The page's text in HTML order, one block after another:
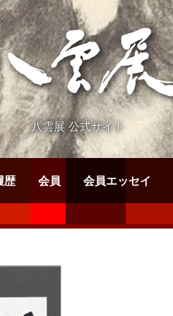
八雲展 公式サイト
歴 会員 会員エッセイ